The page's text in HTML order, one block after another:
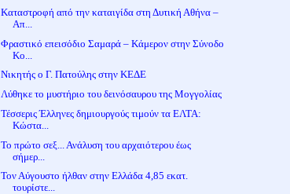
Καταστροφή από την καταιγίδα στη Δυτική Αθήνα –
Απ...
Φραστικό επεισόδιο Σαμαρά – Κάμερον στην Σύνοδο
Κο...
Νικητής ο Γ. Πατούλης στην ΚΕΔΕ
Λύθηκε το μυστήριο του δεινόσαυρου της Μογγολίας
Τέσσερις Έλληνες δημιουργούς τιμούν τα ΕΛΤΑ:
Κώστα...
Το πρώτο σεξ... Ανάλυση του αρχαιότερου έως
σήμερ...
Τον Αύγουστο ήλθαν στην Ελλάδα 4,85 εκατ.
τουρίστε...